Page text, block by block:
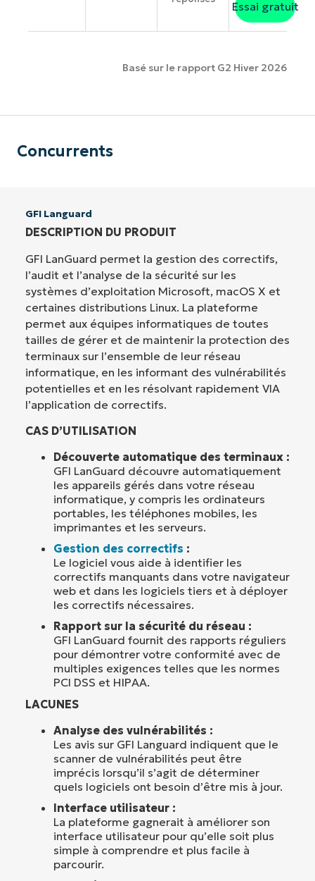
Essai gratuit
Basé sur le rapport G2 Hiver 2026
Concurrents
GFI Languard
DESCRIPTION DU PRODUIT
GFI LanGuard permet la gestion des correctifs,
l’audit et l’analyse de la sécurité sur les
systèmes d’exploitation Microsoft, macOS X et
certaines distributions Linux. La plateforme
permet aux équipes informatiques de toutes
tailles de gérer et de maintenir la protection des
terminaux sur l’ensemble de leur réseau
informatique, en les informant des vulnérabilités
potentielles et en les résolvant rapidement VIA
l’application de correctifs.
CAS D’UTILISATION
Découverte automatique des terminaux :
GFI LanGuard découvre automatiquement
les appareils gérés dans votre réseau
informatique, y compris les ordinateurs
portables, les téléphones mobiles, les
imprimantes et les serveurs.
Gestion des correctifs :
Le logiciel vous aide à identifier les
correctifs manquants dans votre navigateur
web et dans les logiciels tiers et à déployer
les correctifs nécessaires.
Rapport sur la sécurité du réseau :
GFI LanGuard fournit des rapports réguliers
pour démontrer votre conformité avec de
multiples exigences telles que les normes
PCI DSS et HIPAA.
LACUNES
Analyse des vulnérabilités :
Les avis sur GFI Languard indiquent que le
scanner de vulnérabilités peut être
imprécis lorsqu’il s’agit de déterminer
quels logiciels ont besoin d’être mis à jour.
Interface utilisateur :
La plateforme gagnerait à améliorer son
interface utilisateur pour qu’elle soit plus
simple à comprendre et plus facile à
parcourir.